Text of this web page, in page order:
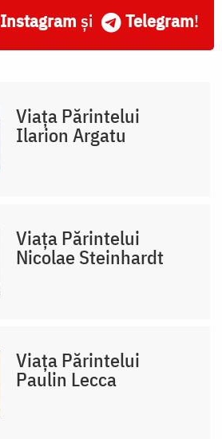
Instagram și Telegram!
Viața Părintelui
Ilarion Argatu
Viața Părintelui
Nicolae Steinhardt
Viața Părintelui
Paulin Lecca